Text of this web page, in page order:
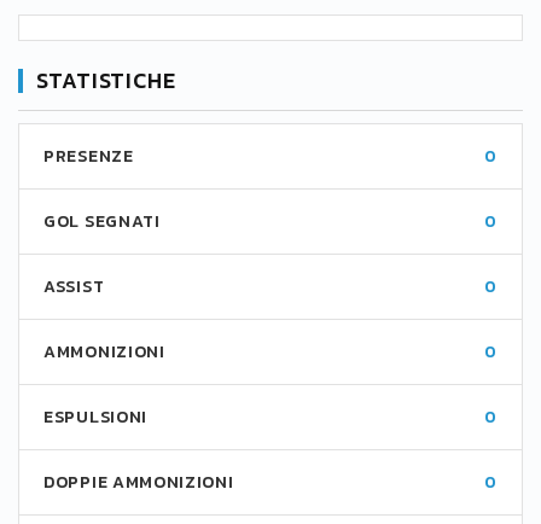
STATISTICHE
PRESENZE 0
GOL SEGNATI 0
ASSIST 0
AMMONIZIONI 0
ESPULSIONI 0
DOPPIE AMMONIZIONI 0